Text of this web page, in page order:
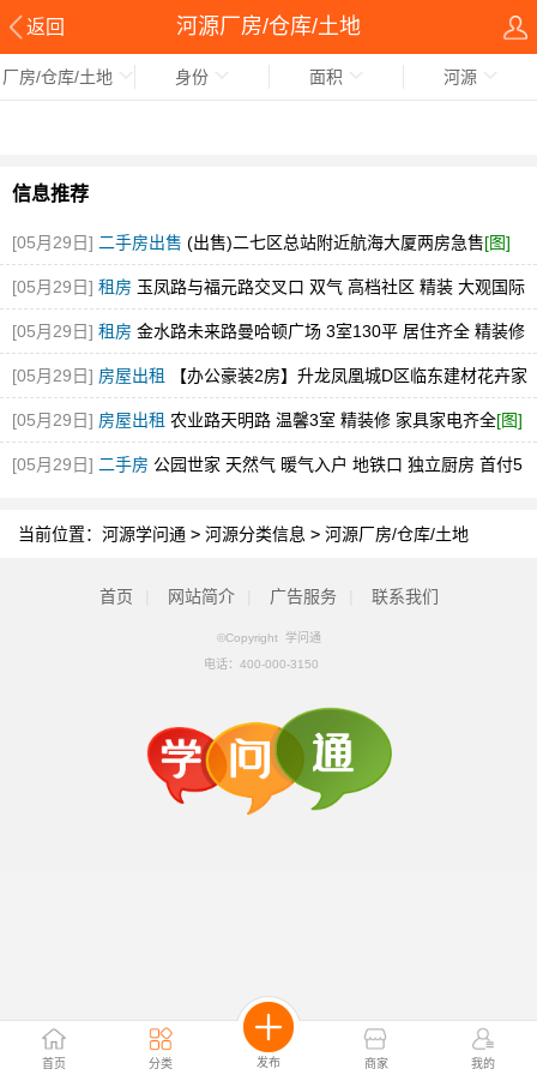
返回 河源厂房/仓库/土地
首页 分类 发布 商家 我的
厂房/仓库/土地 身份 面积 河源
信息推荐
[05月29日] 二手房出售 (出售)二七区总站附近航海大厦两房急售[图]
[05月29日] 租房 玉凤路与福元路交叉口 双气 高档社区 精装 大观国际
[图]
[05月29日] 租房 金水路未来路曼哈顿广场 3室130平 居住齐全 精装修
随时看[图]
[05月29日] 房屋出租 【办公豪装2房】升龙凤凰城D区临东建材花卉家
电市场中博旁急租[图]
[05月29日] 房屋出租 农业路天明路 温馨3室 精装修 家具家电齐全[图]
[05月29日] 二手房 公园世家 天然气 暖气入户 地铁口 独立厨房 首付5
当前位置： 河源学问通 > 河源分类信息 > 河源厂房/仓库/土地
首页 网站简介 广告服务 联系我们
©Copyright 学问通
电话： 400-000-3150